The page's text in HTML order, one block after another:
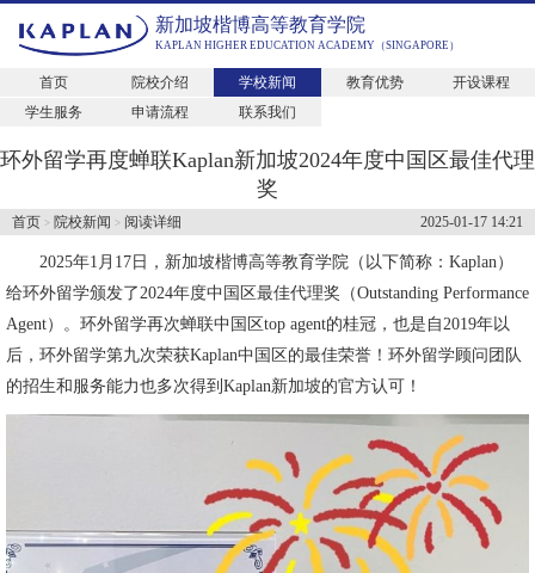
新加坡楷博高等教育学院
KAPLAN HIGHER EDUCATION ACADEMY（SINGAPORE）
首页 院校介绍 学校新闻 教育优势
开设课程
学生服务
申请流程 联系我们
环外留学再度蝉联Kaplan新加坡2024年度中国区最佳代理
奖
2025-01-17 14:21
首页 > 院校新闻 > 阅读详细
2025年1月17日，新加坡楷博高等教育学院（以下简称：Kaplan）
给环外留学颁发了2024年度中国区最佳代理奖（Outstanding Performance
Agent）。环外留学再次蝉联中国区top agent的桂冠，也是自2019年以
后，环外留学第九次荣获Kaplan中国区的最佳荣誉！环外留学顾问团队
的招生和服务能力也多次得到Kaplan新加坡的官方认可！